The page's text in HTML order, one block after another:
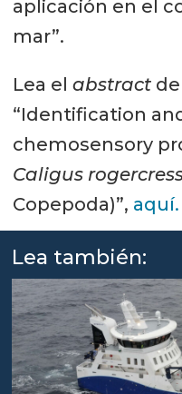
aplicación en el
mar”.
Lea el abstract
“Identification
chemosensory
Caligus
Copepoda)”, aquí.
Lea también: